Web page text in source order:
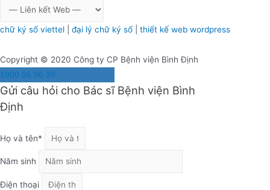
chữ ký số viettel đại lý chữ ký số thiết kế web wordpress
Copyright © 2020 Công ty CP Bệnh viện Bình Định
1900 96 96 39
Gửi câu hỏi cho Bác sĩ Bệnh viện Bình
Định
Họ và tên*
Năm sinh
Điện thoại